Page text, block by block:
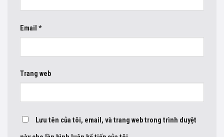
Email *
Trang web
Lưu tên của tôi, email, và trang web trong trình duyệt